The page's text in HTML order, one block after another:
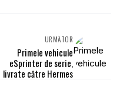
URMĂTOR
Primele vehicule
eSprinter de serie,
livrate către Hermes